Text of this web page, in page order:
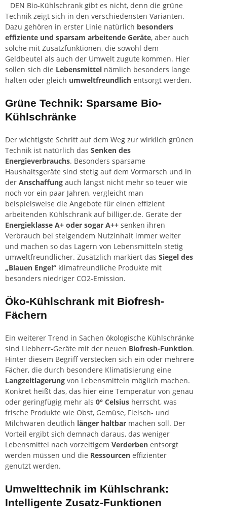
DEN Bio-Kühlschrank gibt es nicht, denn die grüne
Technik zeigt sich in den verschiedensten Varianten.
Dazu gehören in erster Linie natürlich besonders
effiziente und sparsam arbeitende Geräte, aber auch
solche mit Zusatzfunktionen, die sowohl dem
Geldbeutel als auch der Umwelt zugute kommen. Hier
sollen sich die Lebensmittel nämlich besonders lange
halten oder gleich umweltfreundlich entsorgt werden.
Grüne Technik: Sparsame Bio-
Kühlschränke
Der wichtigste Schritt auf dem Weg zur wirklich grünen
Technik ist natürlich das Senken des
Energieverbrauchs. Besonders sparsame
Haushaltsgeräte sind stetig auf dem Vormarsch und in
der Anschaffung auch längst nicht mehr so teuer wie
noch vor ein paar Jahren, vergleicht man
beispielsweise die Angebote für einen effizient
arbeitenden Kühlschrank auf billiger.de. Geräte der
Energieklasse A+ oder sogar A++ senken ihren
Verbrauch bei steigendem Nutzinhalt immer weiter
und machen so das Lagern von Lebensmitteln stetig
umweltfreundlicher. Zusätzlich markiert das Siegel des
„Blauen Engel“ klimafreundliche Produkte mit
besonders niedriger CO2-Emission.
Öko-Kühlschrank mit Biofresh-
Fächern
Ein weiterer Trend in Sachen ökologische Kühlschränke
sind Liebherr-Geräte mit der neuen Biofresh-Funktion.
Hinter diesem Begriff verstecken sich ein oder mehrere
Fächer, die durch besondere Klimatisierung eine
Langzeitlagerung von Lebensmitteln möglich machen.
Konkret heißt das, das hier eine Temperatur von genau
oder geringfügig mehr als 0° Celsius herrscht, was
frische Produkte wie Obst, Gemüse, Fleisch- und
Milchwaren deutlich länger haltbar machen soll. Der
Vorteil ergibt sich demnach daraus, das weniger
Lebensmittel nach vorzeitigem Verderben entsorgt
werden müssen und die Ressourcen effizienter
genutzt werden.
Umwelttechnik im Kühlschrank:
Intelligente Zusatz-Funktionen